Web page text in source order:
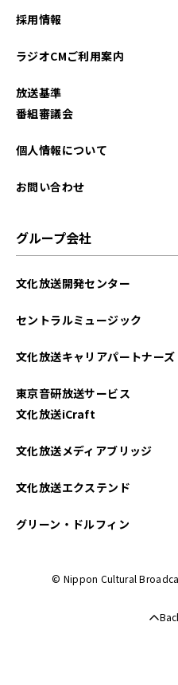
採用情報
ラジオCMご利用案内
放送基準
番組審議会
個人情報について
お問い合わせ
グループ会社
文化放送開発センター
セントラルミュージック
文化放送キャリアパートナーズ
東京音研放送サービス
文化放送iCraft
文化放送メディアブリッジ
文化放送エクステンド
グリーン・ドルフィン
© Nippon Cultural